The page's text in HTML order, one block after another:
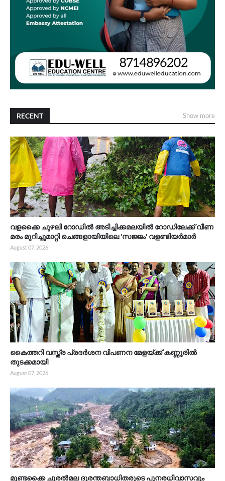
RECENT Show more
വളക്കൈ ചുഴലി റോഡിൽ അടിച്ചിക്കമലയിൽ റോഡിലേക്ക് വീണ
മരം മുറിച്ചുമാറ്റി ചെങ്ങളായിയിലെ 'സജ്ജം' വളണ്ടിയർമാർ
August 07, 2026
കൈത്തറി വസ്ത്ര പ്രദർശന വിപണന മേളയ്ക്ക് കണ്ണൂരിൽ
തുടക്കമായി
August 07, 2026
മുണ്ടക്കൈ ചൂരൽമല ദുരന്തബാധിതരുടെ പുനരധിവാസവും